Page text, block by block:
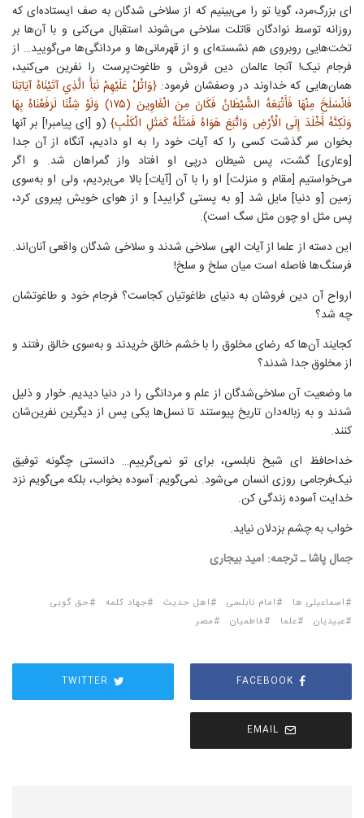
ای بزرگ‌مرد، گویا تو را می‌بینیم که از سلاخی شدگان به صف ایستاده‌ای که
روزانه توسط نوادگان قاتلت سلاخی می‌شوند استقبال می‌کنی و با آن‌ها بر
تخت‌هایی روبروی هم نشسته‌ای و از قهرمانی‌ها و مردانگی‌ها می‌گویید… از
فرجام نیک! آنجا عالمان دین فروش و طاغوت‌پرست را نفرین می‌کنید،
همان‌هایی که خداوند در وصفشان فرمود:{وَاتْلُ عَلَيْهِمْ نَبَأَ الَّذِي آتَيْنَاهُ آيَاتِنَا
فَانْسَلَخَ مِنْهَا فَأَتْبَعَهُ الشَّيْطَانُ فَكَانَ مِنَ الْغَاوِينَ (۱۷۵) وَلَوْ شِئْنَا لَرَفَعْنَاهُ بِهَا
وَلَكِنَّهُ أَخْلَدَ إِلَى الْأَرْضِ وَاتَّبَعَ هَوَاهُ فَمَثَلُهُ كَمَثَلِ الْكَلْبِ}(و [ای پیامبر!] بر آنها
بخوان سر گذشت کسی را که آیات خود را به او دادیم، آنگاه از آن جدا
[وعاری] گشت، پس شیطان درپی او افتاد واز گمراهان شد. و اگر
می‌خواستیم [مقام و منزلت] او را با آن [آیات] بالا می‌بردیم، ولی او به‌سوی
زمین [و دنیا] مایل شد [و به پستی گرایید] و از هوای خویش پیروی کرد،
پس مثل او چون مثل سگ است).
این دسته از علما از آیات الهی سلاخی شدند و سلاخی شدگان واقعی آنان‌اند.
فرسنگ‌ها فاصله است میان سلخ و سلخ!
ارواح آن دین فروشان به دنیای طاغوتیان کجاست؟ فرجام خود و طاغوتشان
چه شد؟
کجایند آن‌ها که رضای مخلوق را با خشم خالق خریدند و به‌سوی خالق رفتند و
از مخلوق جدا شدند؟
ما وضعیت آن سلاخی‌شدگان از علم و مردانگی را در دنیا دیدیم. خوار و ذلیل
شدند و به زباله‌دان تاریخ پیوستند تا نسل‌ها یکی پس از دیگرین نفرین‌شان
کنند.
خداحافظ ای شیخ نابلسی، برای تو نمی‌گرییم… دانستی چگونه توفیق
نیک‌فرجامی روزی انسان می‌شود. نمی‌گویم: آسوده بخواب، بلکه می‌گویم نزد
خدایت آسوده زندگی کن.
خواب به چشم بزدلان نیاید.
جمال پاشا ـ ترجمه: امید بیجاری
اسماعیلی ها امام نابلسی اهل حدیث جهاد کلمه
حق گویی
عبیدیان
علما فاطمیان مصر
FACEBOOK
TWITTER
EMAIL